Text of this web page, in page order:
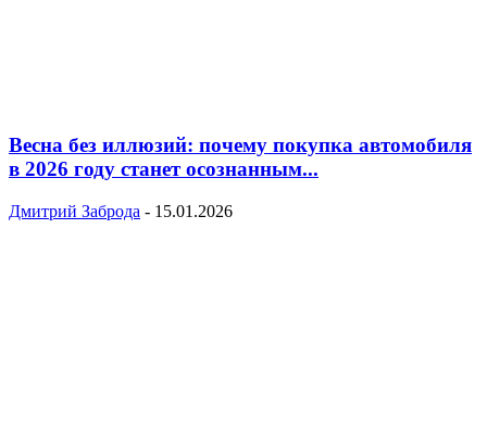
Весна без иллюзий: почему покупка автомобиля
в 2026 году станет осознанным...
Дмитрий Заброда - 15.01.2026